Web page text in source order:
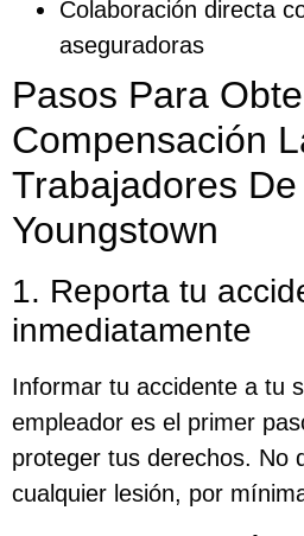
Colaboración directa
aseguradoras
Pasos Para
Compensación
Trabajadores
Youngstown
1. Reporta tu
inmediatamente
Informar tu accidente a tu
empleador es el primer
proteger tus derechos. No
cualquier lesión, por